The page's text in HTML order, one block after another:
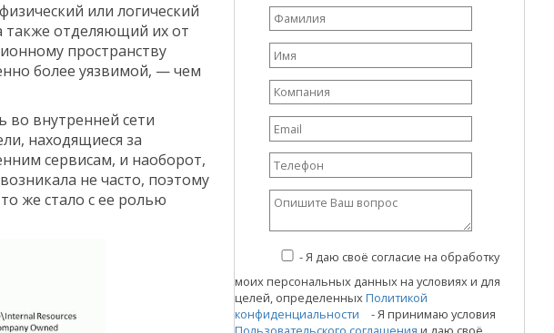
или логический
также отделяющий их от
пространству
более уязвимой, — чем
во внутренней сети
находящиеся за
сервисам, и наоборот,
не часто, поэтому
же стало с ее ролью
-Я даю своё согласие на обработку
моих персональных данных на условиях и для
целей, определенныхПолитикой
конфиденциальности
- Я принимаю условия